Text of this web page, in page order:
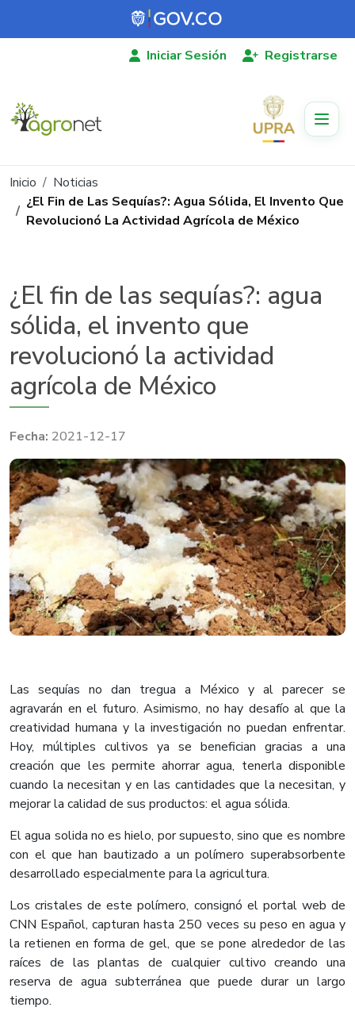
Pasar al contenido principal
Iniciar Sesión Registrarse
Ruta de navegación
Inicio
Noticias
¿El Fin de Las Sequías?: Agua Sólida, El Invento Que
Revolucionó La Actividad Agrícola de México
¿El fin de las sequías?: agua
sólida, el invento que
revolucionó la actividad
agrícola de México
2021-12-17
Las sequías no dan tregua a México y al parecer se
agravarán en el futuro. Asimismo, no hay desafío al que la
creatividad humana y la investigación no puedan enfrentar.
Hoy, múltiples cultivos ya se benefician gracias a una
creación que les permite ahorrar agua, tenerla disponible
cuando la necesitan y en las cantidades que la necesitan, y
mejorar la calidad de sus productos: el agua sólida.
El agua solida no es hielo, por supuesto, sino que es nombre
con el que han bautizado a un polímero superabsorbente
desarrollado especialmente para la agricultura.
Los cristales de este polímero, consignó el portal web de
CNN Español, capturan hasta 250 veces su peso en agua y
la retienen en forma de gel, que se pone alrededor de las
raíces de las plantas de cualquier cultivo creando una
reserva de agua subterránea que puede durar un largo
tiempo.